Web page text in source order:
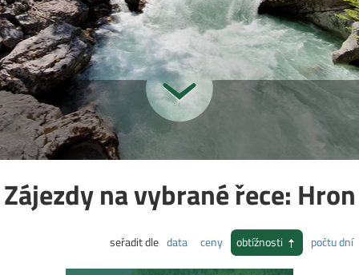
Zájezdy na vybrané řece: Hron
seřadit dle data ceny obtížnosti počtu dní